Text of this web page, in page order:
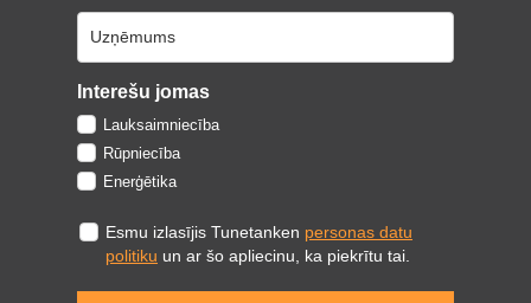
Interešu jomas
Lauksaimniecība
Rūpniecība
Enerģētika
Esmu izlasījis Tunetanken personas datu
politiku un ar šo apliecinu, ka piekrītu tai.